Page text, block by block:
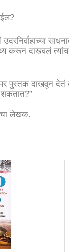
करून दाखवलं
पुस्तक दाखवून देतं
शकतात?”
लेखक.